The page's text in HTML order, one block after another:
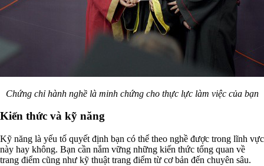
Chứng chỉ hành nghề là minh chứng cho thực lực làm việc của bạn
Kiến thức và kỹ năng
Kỹ năng là yếu tố quyết định bạn có thể theo nghề được trong lĩnh vực
này hay không. Bạn cần nắm vững những kiến thức tổng quan về
trang điểm cũng như kỹ thuật trang điểm từ cơ bản đến chuyên sâu.